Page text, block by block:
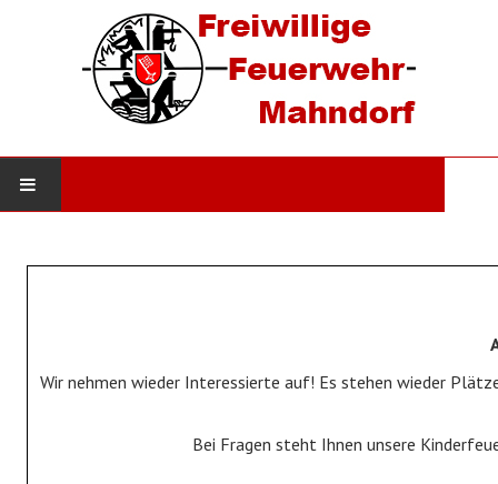
Einsätze
Wir nehmen wieder Interessierte auf! Es stehen wieder
Bei Fragen steht Ihnen unsere